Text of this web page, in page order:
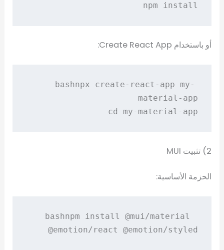
npm install
أو باستخدام Create React App:
bashnpx create-react-app my-
cd my-material-app
2) تثبيت MUI
الحزمة الأساسية:
bashnpm install @mui/material
@emotion/react @emotion/styled